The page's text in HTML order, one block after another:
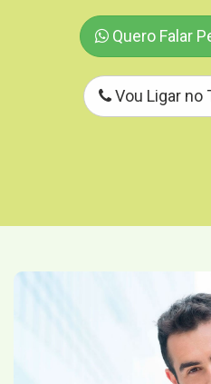
Quero Falar
Vou Ligar no